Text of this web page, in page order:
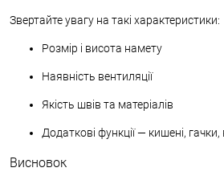
Звертайте увагу на такі характеристики:
Розмір і висота намету
Наявність вентиляції
Якість швів та матеріалів
Додаткові функції — кишені, гачки,
Висновок